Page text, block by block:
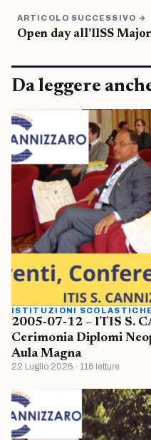
ARTICOLO SUCCESSIVO →
Open day all’IISS
Da leggere
ISTITUZIONI SCOLASTICHE
2005-07-12 – ITIS S.
Cerimonia Diplomi
Aula Magna
22 Luglio 2026 · 116 letture